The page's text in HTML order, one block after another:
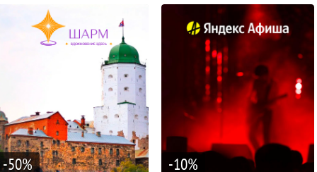
-50% -10%